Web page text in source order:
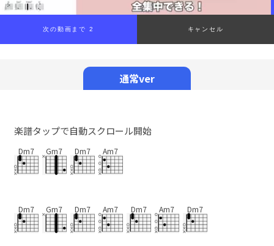
次の動画まで 1 キャンセル
通常ver
楽譜タップで自動スクロール開始
Dm7 Gm7 Dm7 Am7
Dm7 Gm7 Dm7 Am7 Dm7 Am7 Dm7